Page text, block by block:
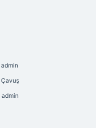
admin
Çavuş
admin